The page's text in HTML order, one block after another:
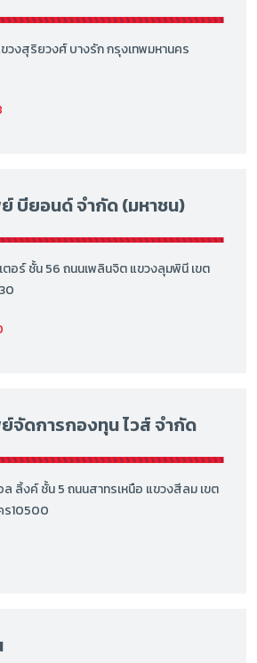
วงสุริยวงศ์ บางรัก กรุงเทพมหานคร
บียอนด์ จำกัด (มหาชน)
ตอร์ ชั้น 56 ถนนเพลินจิต แขวงลุมพินี เขต
จัดการกองทุน ไวส์ จำกัด
ลิ้งค์ ชั้น 5 ถนนสาทรเหนือ แขวงสีลม เขต
ร10500